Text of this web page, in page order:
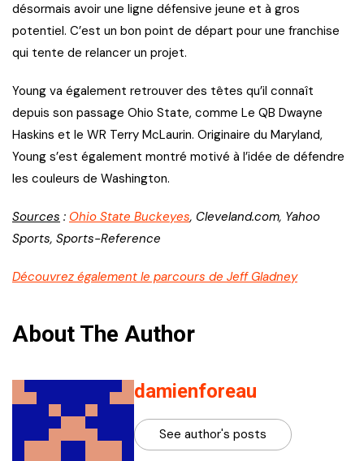
désormais avoir une ligne défensive jeune et à gros
potentiel. C’est un bon point de départ pour une franchise
qui tente de relancer un projet.
Young va également retrouver des têtes qu’il connaît
depuis son passage Ohio State, comme Le QB Dwayne
Haskins et le WR Terry McLaurin. Originaire du Maryland,
Young s’est également montré motivé à l’idée de défendre
les couleurs de Washington.
Sources : Ohio State Buckeyes, Cleveland.com, Yahoo
Sports, Sports-Reference
Découvrez également le parcours de Jeff Gladney
About The Author
damienforeau
See author's posts